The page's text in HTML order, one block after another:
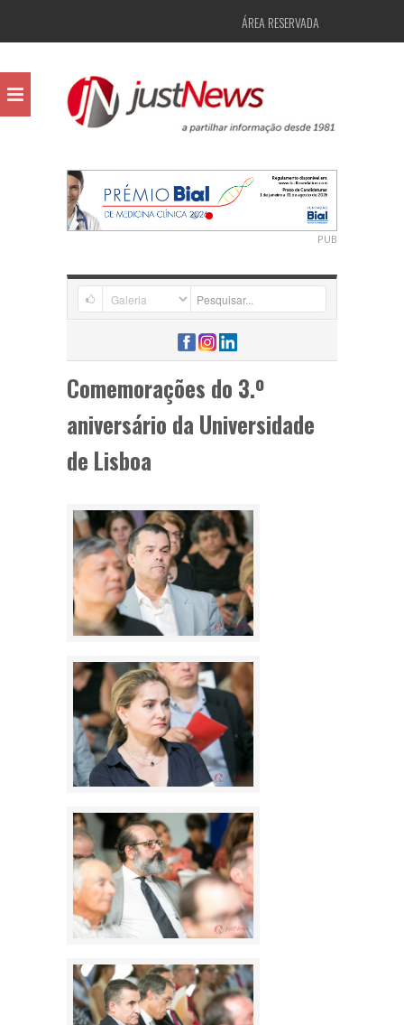
ÁREA RESERVADA
PUB
Comemorações do 3.º
aniversário da Universidade
de Lisboa